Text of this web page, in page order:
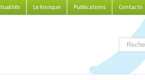
Le kiosque Publications Contacts